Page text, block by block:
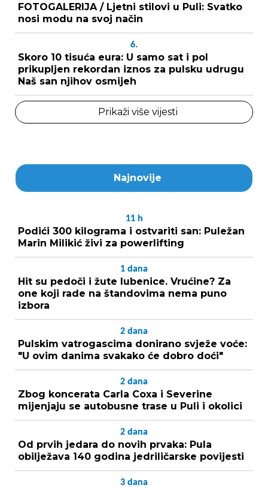
FOTOGALERIJA / Ljetni stilovi u Puli: Svatko
nosi modu na svoj način
6.
Skoro 10 tisuća eura: U samo sat i pol
prikupljen rekordan iznos za pulsku udrugu
Naš san njihov osmijeh
Prikaži više vijesti
Najnovije
11 h
Podići 300 kilograma i ostvariti san: Puležan
Marin Milikić živi za powerlifting
1 dana
Hit su pedoči i žute lubenice. Vrućine? Za
one koji rade na štandovima nema puno
izbora
2 dana
Pulskim vatrogascima donirano svježe voće:
"U ovim danima svakako će dobro doći"
2 dana
Zbog koncerata Carla Coxa i Severine
mijenjaju se autobusne trase u Puli i okolici
2 dana
Od prvih jedara do novih prvaka: Pula
obilježava 140 godina jedriličarske povijesti
3 dana